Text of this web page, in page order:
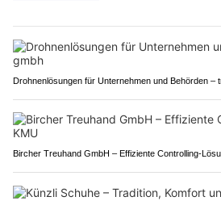
Drohnenlösungen für Unternehmen und Behörden –
Bircher Treuhand GmbH – Effiziente Controlling-